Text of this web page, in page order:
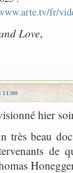
fr/
Love,
11:00
hier
très beau
de